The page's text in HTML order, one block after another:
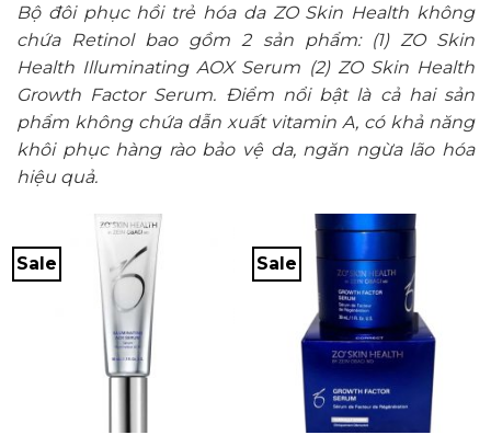
Bộ đôi phục hồi trẻ hóa da ZO Skin Health không
chứa Retinol bao gồm 2 sản phẩm: (1) ZO Skin
Health Illuminating AOX Serum (2) ZO Skin Health
Growth Factor Serum. Điểm nổi bật là cả hai sản
phẩm không chứa dẫn xuất vitamin A, có khả năng
khôi phục hàng rào bảo vệ da, ngăn ngừa lão hóa
hiệu quả.
Sale Sale